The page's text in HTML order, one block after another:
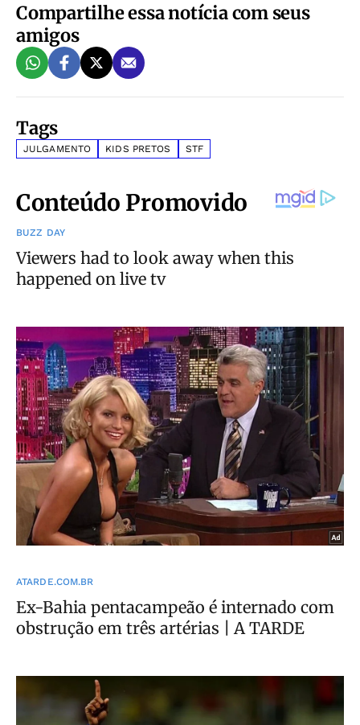
Compartilhe essa notícia com seus
amigos
Tags
JULGAMENTO KIDS PRETOS STF